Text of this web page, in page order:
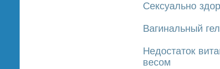
Сексуально
Вагинальный
Недостаток
весом